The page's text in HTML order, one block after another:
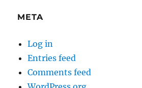
META
Log in
Entries feed
Comments feed